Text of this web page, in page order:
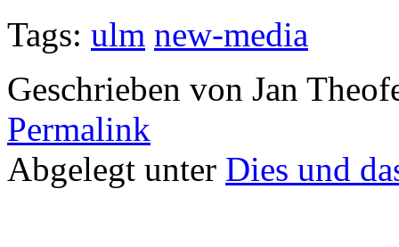
Tags: ulm new-media
Geschrieben von Jan
Permalink
Abgelegt unter Dies und